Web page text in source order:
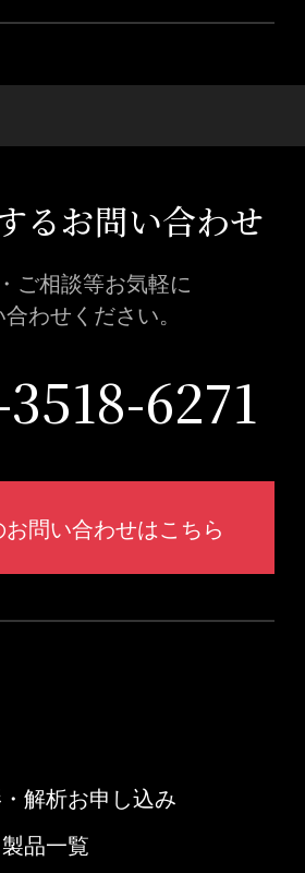
るお問い合わせ
ご相談等お気軽に
わせください。
6271
問い合わせはこちら
解析お申し込み
品一覧